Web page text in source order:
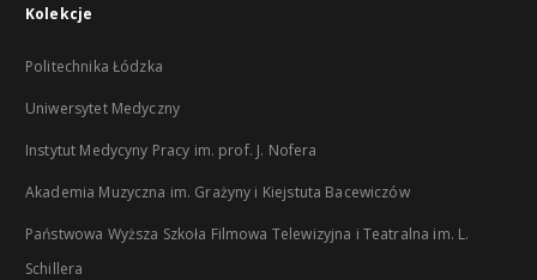
Kolekcje
Politechnika Łódzka
Uniwersytet Medyczny
Instytut Medycyny Pracy im. prof. J. Nofera
Akademia Muzyczna im. Grażyny i Kiejstuta Bacewiczów
Państwowa Wyższa Szkoła Filmowa Telewizyjna i Teatralna im. L.
Schillera